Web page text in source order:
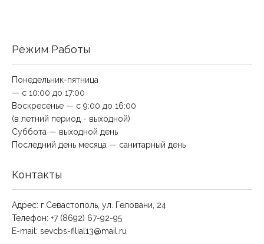
Режим Работы
Понедельник-пятница
— с 10:00 до 17:00
Воскресенье — с 9:00 до 16:00
(в летний период - выходной)
Суббота — выходной день
Последний день месяца — санитарный день
Контакты
Адрес: г.Севастополь, ул. Геловани, 24
Телефон: +7 (8692) 67-92-95
E-mail: sevcbs-filial13@mail.ru